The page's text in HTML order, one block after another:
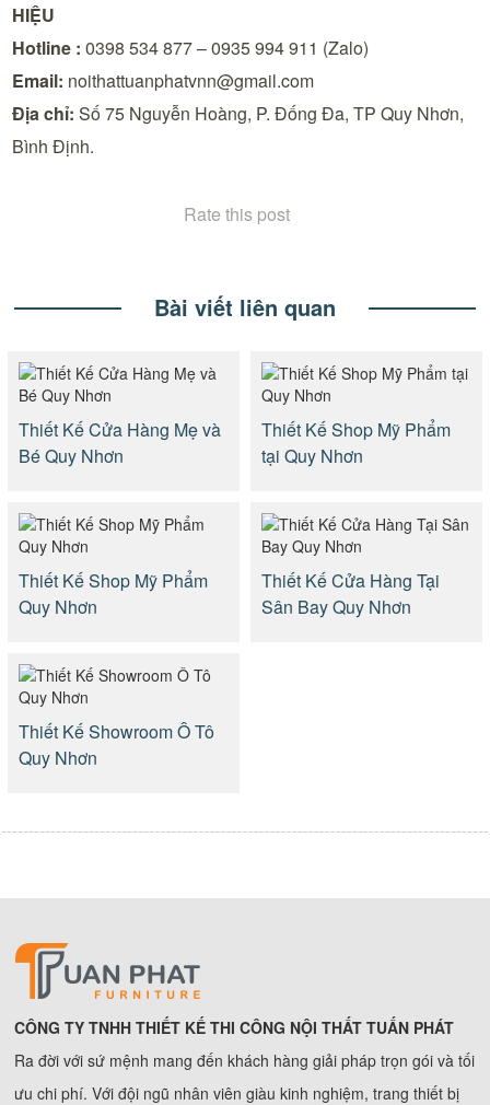
HIỆU
Hotline : 0398 534 877 – 0935 994 911 (Zalo)
Email: noithattuanphatvnn@gmail.com
Địa chỉ: Số 75 Nguyễn Hoàng, P. Đống Đa, TP Quy Nhơn,
Bình Định.
Rate this post
Bài viết liên quan
Thiết Kế Cửa Hàng Mẹ và
Bé Quy Nhơn
Thiết Kế Shop Mỹ Phẩm
tại Quy Nhơn
Thiết Kế Shop Mỹ Phẩm
Quy Nhơn
Thiết Kế Cửa Hàng Tại
Sân Bay Quy Nhơn
Thiết Kế Showroom Ô Tô
Quy Nhơn
CÔNG TY TNHH THIẾT KẾ THI CÔNG NỘI THẤT TUẤN PHÁT
Ra đời với sứ mệnh mang đến khách hàng giải pháp trọn gói và tối
ưu chi phí. Với đội ngũ nhân viên giàu kinh nghiệm, trang thiết bị